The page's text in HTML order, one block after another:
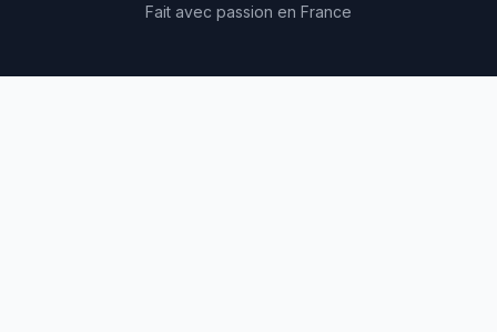
Fait avec passion en France